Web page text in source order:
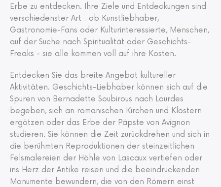
Erbe zu entdecken. Ihre Ziele und Entdeckungen sind
verschiedenster Art : ob Kunstliebhaber,
Gastronomie-Fans oder Kulturinteressierte, Menschen,
auf der Suche nach Spiritualität oder Geschichts-
Freaks - sie alle kommen voll auf ihre Kosten.
Entdecken Sie das breite Angebot kultureller
Aktivitäten. Geschichts-Liebhaber können sich auf die
Spuren von Bernadette Soubirous nach Lourdes
begeben, sich an romanischen Kirchen und Klöstern
ergötzen oder das Erbe der Päpste von Avignon
studieren. Sie können die Zeit zurückdrehen und sich in
die berühmten Reproduktionen der steinzeitlichen
Felsmalereien der Höhle von Lascaux vertiefen oder
ins Herz der Antike reisen und die beeindruckenden
Monumente bewundern, die von den Römern einst